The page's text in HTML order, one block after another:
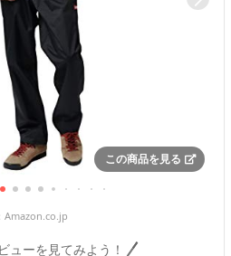
この商品を見る
Amazon.co.jp
ューを見てみよう！